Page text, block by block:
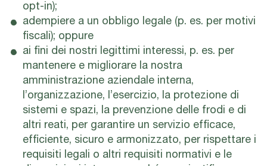
opt-in);
adempiere a un obbligo legale (p. es. per motivi
fiscali); oppure
ai fini dei nostri legittimi interessi, p. es. per
mantenere e migliorare la nostra
amministrazione aziendale interna,
l’organizzazione, l’esercizio, la protezione di
sistemi e spazi, la prevenzione delle frodi e di
altri reati, per garantire un servizio efficace,
efficiente, sicuro e armonizzato, per rispettare i
requisiti legali o altri requisiti normativi e le